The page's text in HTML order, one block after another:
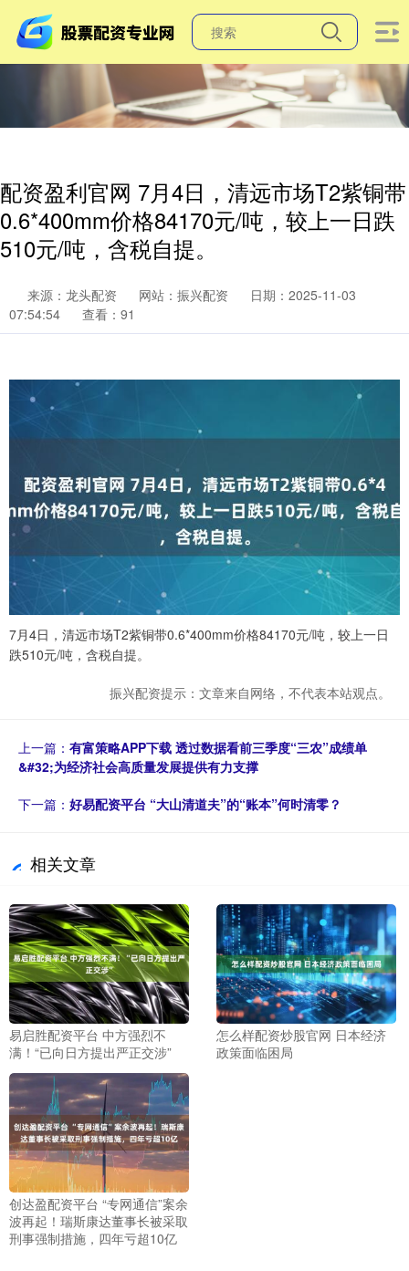
配资盈利官网 7月4日，清远市场T2紫铜带
0.6*400mm价格84170元/吨，较上一日跌
510元/吨，含税自提。
来源：龙头配资 网站：振兴配资
日期：2025-11-03
07:54:54
查看：91
7月4日，清远市场T2紫铜带0.6*400mm价格84170元/吨，较上一日
跌510元/吨，含税自提。
振兴配资提示：文章来自网络，不代表本站观点。
上一篇： 有富策略APP下载 透过数据看前三季度“三农”成绩单
&#32;为经济社会高质量发展提供有力支撑
下一篇： 好易配资平台 “大山清道夫”的“账本”何时清零？
相关文章
易启胜配资平台 中方强烈不
满！“已向日方提出严正交涉”
怎么样配资炒股官网 日本经济
政策面临困局
创达盈配资平台 “专网通信”案余
波再起！瑞斯康达董事长被采取
刑事强制措施，四年亏超10亿